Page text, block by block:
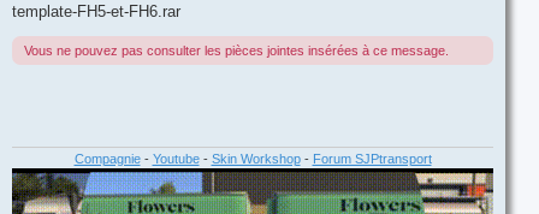
template-FH5-et-FH6.rar
Vous ne pouvez pas consulter les pièces jointes insérées à ce message.
Compagnie- Youtube- Skin Workshop- Forum SJPtransport